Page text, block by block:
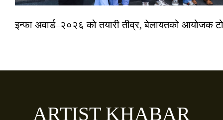
इन्फा अवार्ड–२०२६ को तयारी तीव्र, बेलायतको आयोजक
ARTIST KHABAR